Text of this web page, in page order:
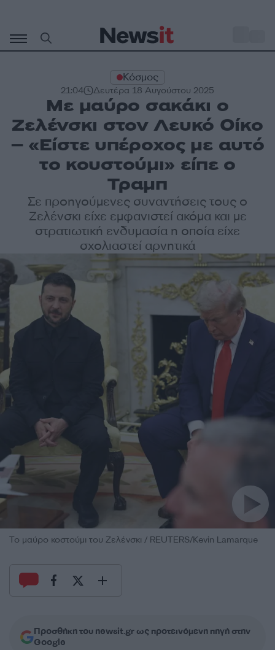
περιεχόμενο
Κόσμος
21:04 Δευτέρα 18 Αυγούστου 2025
Με μαύρο σακάκι ο
Ζελένσκι στον Λευκό Οίκο
– «Είστε υπέροχος με αυτό
το κουστούμι» είπε ο
Τραμπ
Σε προηγούμενες συναντήσεις τους ο
Ζελένσκι είχε εμφανιστεί ακόμα και με
στρατιωτική ενδυμασία η οποία είχε
σχολιαστεί αρνητικά
Το μαύρο κοστούμι του Ζελένσκι / REUTERS/Kevin Lamarque
Προσθήκη του newsit.gr ως προτεινόμενη πηγή στην
Google